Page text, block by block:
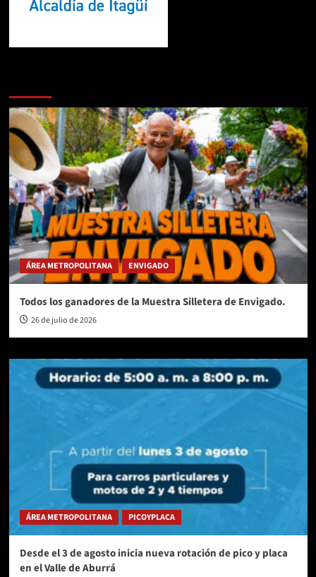
ÁREA METROPOLITANA ENVIGADO
Todos los ganadores de la Muestra Silletera de Envigado.
26 de julio de 2026
ÁREA METROPOLITANA PICOYPLACA
Desde el 3 de agosto inicia nueva rotación de pico y placa
en el Valle de Aburrá